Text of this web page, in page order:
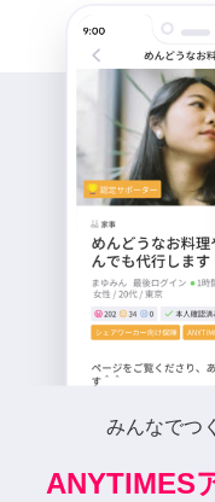
みんなでつ
ANYTIMES